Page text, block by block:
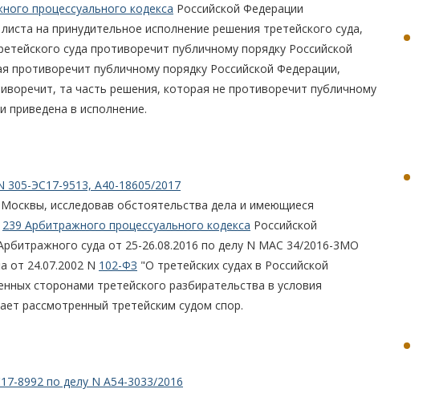
процессуального кодекса Российской Федерации
на принудительное исполнение решения третейского суда,
суда противоречит публичному порядку Российской
противоречит публичному порядку Российской Федерации,
та часть решения, которая не противоречит публичному
приведена в исполнение.
305-ЭС17-9513, А40-18605/2017
исследовав обстоятельства дела и имеющиеся
239 Арбитражного процессуального кодекса Российской
суда от 25-26.08.2016 по делу N МАС 34/2016-3МО
от 24.07.2002 N 102-ФЗ "О третейских судах в Российской
сторонами третейского разбирательства в условия
рассмотренный третейским судом спор.
8992 по делу N А54-3033/2016